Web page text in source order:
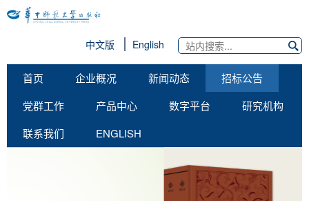
中文版 English
首页 企业概况 新闻动态
招标公告
党群工作
产品中心 数字平台
研究机构
联系我们
ENGLISH